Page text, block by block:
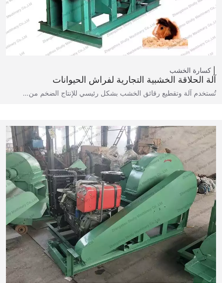
كسارة الخشب
آلة الحلاقة الخشبية التجارية لفراش الحيوانات
تُستخدم آلة وتقطيع رقائق الخشب بشكل رئيسي للإنتاج الضخم من…